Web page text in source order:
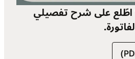
اطّلع على شرح تفصيلي